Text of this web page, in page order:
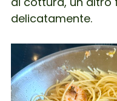
delicatamente.